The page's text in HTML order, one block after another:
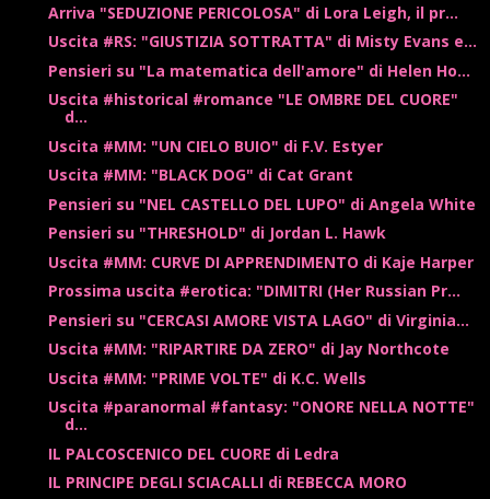
Arriva "SEDUZIONE PERICOLOSA" di Lora Leigh, il pr...
Uscita #RS: "GIUSTIZIA SOTTRATTA" di Misty Evans e...
Pensieri su "La matematica dell'amore" di Helen Ho...
Uscita #historical #romance "LE OMBRE DEL CUORE"
d...
Uscita #MM: "UN CIELO BUIO" di F.V. Estyer
Uscita #MM: "BLACK DOG" di Cat Grant
Pensieri su "NEL CASTELLO DEL LUPO" di Angela White
Pensieri su "THRESHOLD" di Jordan L. Hawk
Uscita #MM: CURVE DI APPRENDIMENTO di Kaje Harper
Prossima uscita #erotica: "DIMITRI (Her Russian Pr...
Pensieri su "CERCASI AMORE VISTA LAGO" di Virginia...
Uscita #MM: "RIPARTIRE DA ZERO" di Jay Northcote
Uscita #MM: "PRIME VOLTE" di K.C. Wells
Uscita #paranormal #fantasy: "ONORE NELLA NOTTE"
d...
IL PALCOSCENICO DEL CUORE di Ledra
IL PRINCIPE DEGLI SCIACALLI di REBECCA MORO